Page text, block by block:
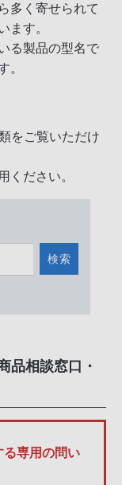
多く寄せられて
ます。
る製品の型名で
。
をご覧いただけ
ください。
検索
品相談窓口・
る専用の問い